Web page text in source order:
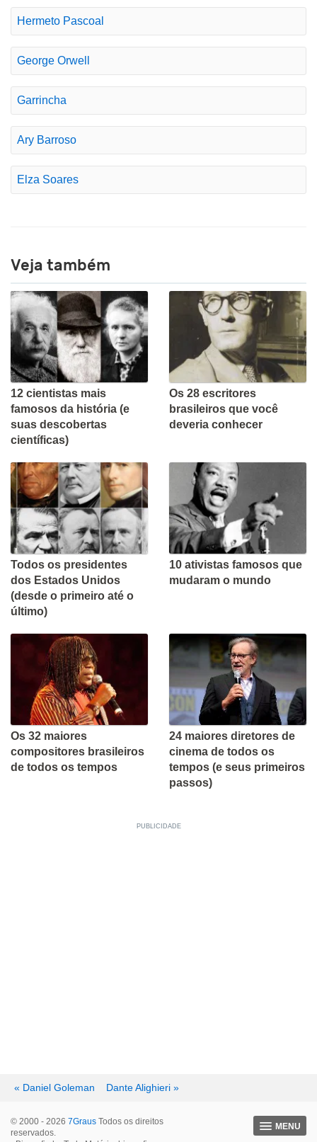
Hermeto Pascoal
George Orwell
Garrincha
Ary Barroso
Elza Soares
Veja também
12 cientistas mais
famosos da história (e
suas descobertas
científicas)
Os 28 escritores
brasileiros que você
deveria conhecer
Todos os presidentes
dos Estados Unidos
(desde o primeiro até o
último)
10 ativistas famosos que
mudaram o mundo
Os 32 maiores
compositores brasileiros
de todos os tempos
24 maiores diretores de
cinema de todos os
tempos (e seus primeiros
passos)
« Daniel Goleman Dante Alighieri »
MENU
© 2000 - 2026 7Graus Todos os direitos
reservados.